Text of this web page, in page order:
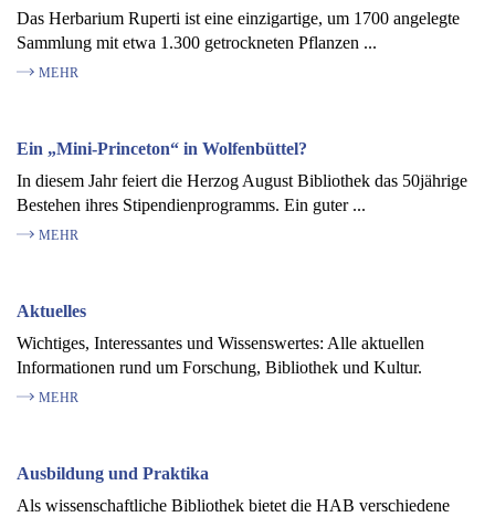
Das Herbarium Ruperti ist eine einzigartige, um 1700 angelegte
Sammlung mit etwa 1.300 getrockneten Pflanzen ...
MEHR
Ein „Mini-Princeton“ in Wolfenbüttel?
In diesem Jahr feiert die Herzog August Bibliothek das 50jährige
Bestehen ihres Stipendienprogramms. Ein guter ...
MEHR
Aktuelles
Wichtiges, Interessantes und Wissenswertes: Alle aktuellen
Informationen rund um Forschung, Bibliothek und Kultur.
MEHR
Ausbildung und Praktika
Als wissenschaftliche Bibliothek bietet die HAB verschiedene